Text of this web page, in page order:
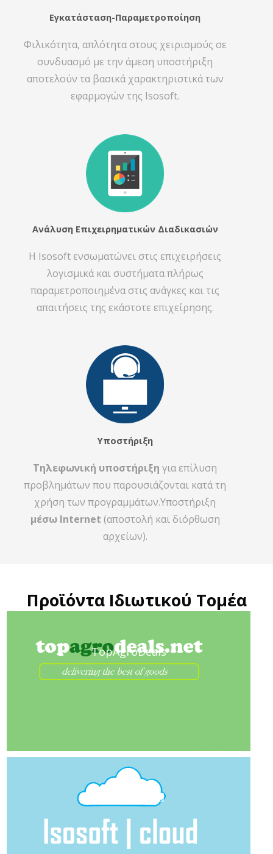
Εγκατάσταση-Παραμετροποίηση
Φιλικότητα, απλότητα στους χειρισμούς σε
συνδυασμό με την άμεση υποστήριξη
αποτελούν τα βασικά χαρακτηριστικά των
εφαρμογών της Isosoft.
Ανάλυση Επιχειρηματικών Διαδικασιών
Η Isosoft ενσωματώνει στις επιχειρήσεις
λογισμικά και συστήματα πλήρως
παραμετροποιημένα στις ανάγκες και τις
απαιτήσεις της εκάστοτε επιχείρησης.
Υποστήριξη
Τηλεφωνική υποστήριξηγια επίλυση
προβλημάτων που παρουσιάζονται κατά τη
χρήση των προγραμμάτων.Υποστήριξη
μέσω Internet (αποστολή και διόρθωση
αρχείων).
Προϊόντα Ιδιωτικού Τομέα
TopAgroDeals
Isosoft|cloud